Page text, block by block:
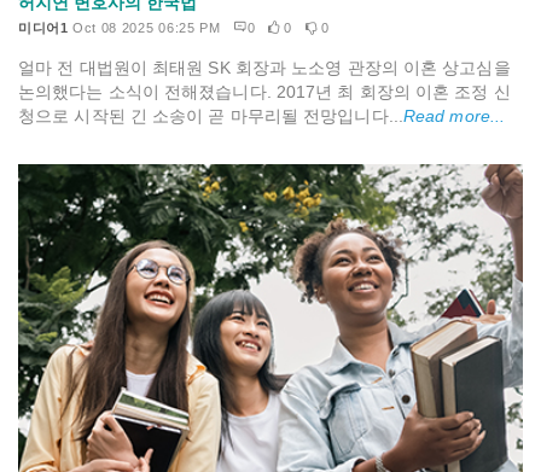
미디어1 Oct 08 2025 06:25 PM 0 0 0
얼마 전 대법원이 최태원 SK 회장과 노소영 관장의 이혼 상고심을
논의했다는 소식이 전해졌습니다. 2017년 최 회장의 이혼 조정 신
청으로 시작된 긴 소송이 곧 마무리될 전망입니다...Read more...